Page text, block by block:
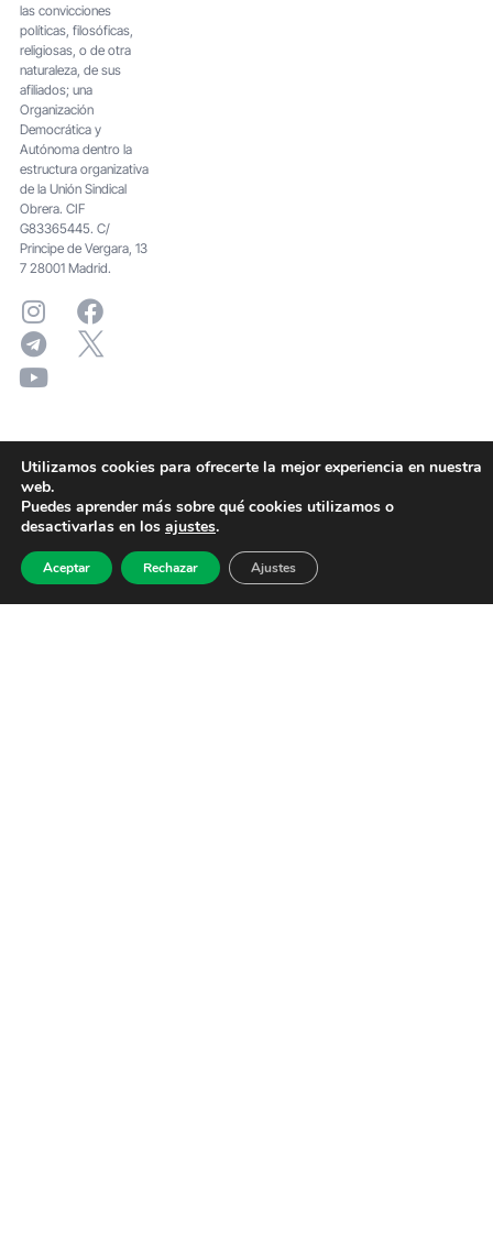
las convicciones
políticas, filosóficas,
religiosas, o de otra
naturaleza, de sus
afiliados; una
Organización
Democrática y
Autónoma dentro la
estructura organizativa
de la Unión Sindical
Obrera. CIF
G83365445. C/
Principe de Vergara, 13
7 28001 Madrid.
Utilizamos cookies para ofrecerte la mejor experiencia en nuestra
web.
Puedes aprender más sobre qué cookies utilizamos o
desactivarlas en los ajustes.
Aceptar Rechazar Ajustes